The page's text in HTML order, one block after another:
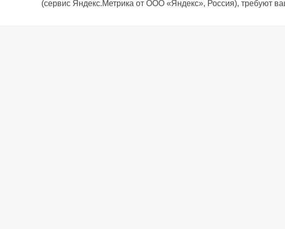
(сервис Яндекс.Метрика от ООО «Яндекс», Россия), требуют